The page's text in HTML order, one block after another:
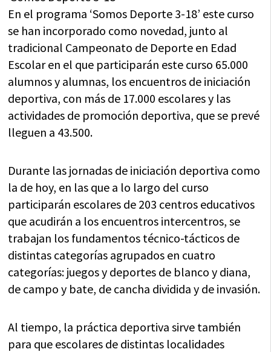
En el programa ‘Somos Deporte 3-18’ este curso
se han incorporado como novedad, junto al
tradicional Campeonato de Deporte en Edad
Escolar en el que participarán este curso 65.000
alumnos y alumnas, los encuentros de iniciación
deportiva, con más de 17.000 escolares y las
actividades de promoción deportiva, que se prevé
lleguen a 43.500.
Durante las jornadas de iniciación deportiva como
la de hoy, en las que a lo largo del curso
participarán escolares de 203 centros educativos
que acudirán a los encuentros intercentros, se
trabajan los fundamentos técnico-tácticos de
distintas categorías agrupados en cuatro
categorías: juegos y deportes de blanco y diana,
de campo y bate, de cancha dividida y de invasión.
Al tiempo, la práctica deportiva sirve también
para que escolares de distintas localidades